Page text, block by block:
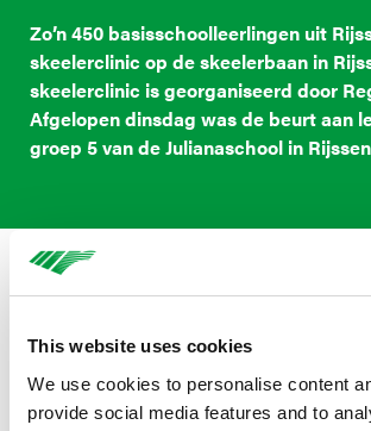
This website uses cookies
We use cookies to personalise content
provide social media features and to
Zo’n 450 basisschoolleerlingen uit
skeelerclinic op de skeelerbaan in
skeelerclinic is georganiseerd door
Afgelopen dinsdag was de beurt aan
groep 5 van de Julianaschool in Rijssen
Leren skeeleren van profs
De lessen beginnen met een korte uitleg
skeeleren en het gebruik van de
beschermingsmaterialen. Loïs van de